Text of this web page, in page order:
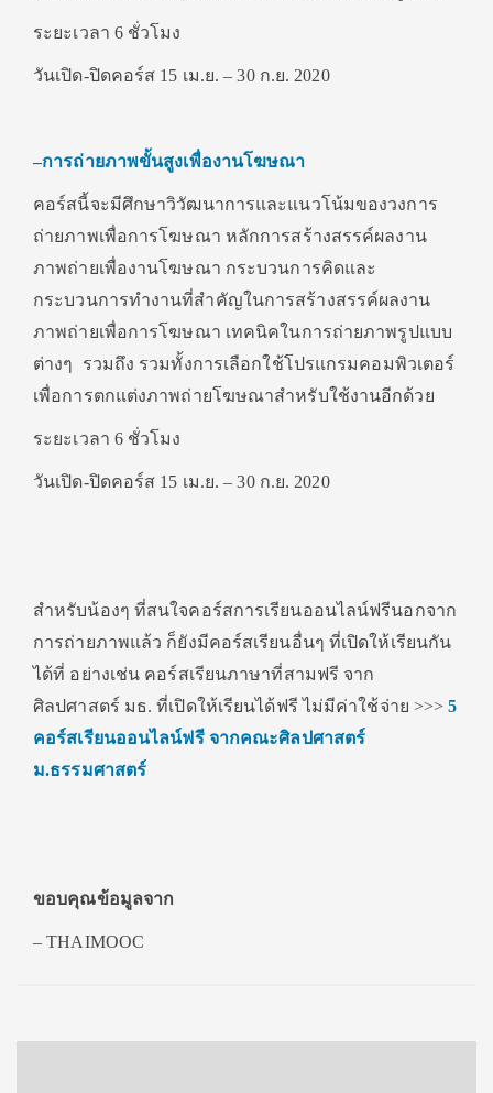
ระยะเวลา 6 ชั่วโมง
วันเปิด-ปิดคอร์ส 15 เม.ย. – 30 ก.ย. 2020
–การถ่ายภาพขั้นสูงเพื่องานโฆษณา
คอร์สนี้จะมีศึกษาวิวัฒนาการและแนวโน้มของวงการ
ถ่ายภาพเพื่อการโฆษณา หลักการสร้างสรรค์ผลงาน
ภาพถ่ายเพื่องานโฆษณา กระบวนการคิดและ
กระบวนการทำงานที่สำคัญในการสร้างสรรค์ผลงาน
ภาพถ่ายเพื่อการโฆษณา เทคนิคในการถ่ายภาพรูปแบบ
ต่างๆ รวมถึง รวมทั้งการเลือกใช้โปรแกรมคอมพิวเตอร์
เพื่อการตกแต่งภาพถ่ายโฆษณาสำหรับใช้งานอีกด้วย
ระยะเวลา 6 ชั่วโมง
วันเปิด-ปิดคอร์ส 15 เม.ย. – 30 ก.ย. 2020
สำหรับน้องๆ ที่สนใจคอร์สการเรียนออนไลน์ฟรีนอกจาก
การถ่ายภาพแล้ว ก็ยังมีคอร์สเรียนอื่นๆ ที่เปิดให้เรียนกัน
ได้ที่ อย่างเช่น คอร์สเรียนภาษาที่สามฟรี จาก
ศิลปศาสตร์ มธ. ที่เปิดให้เรียนได้ฟรี ไม่มีค่าใช้จ่าย >>>5
คอร์สเรียนออนไลน์ฟรี จากคณะศิลปศาสตร์
ม.ธรรมศาสตร์
ขอบคุณข้อมูลจาก
– THAIMOOC